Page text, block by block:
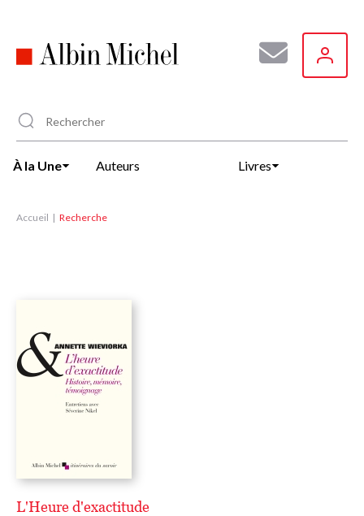
principal
À la Une Auteurs Livres
Accueil Recherche
L'Heure d'exactitude